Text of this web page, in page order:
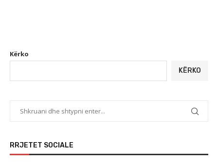
Kërko
KËRKO
RRJETET SOCIALE